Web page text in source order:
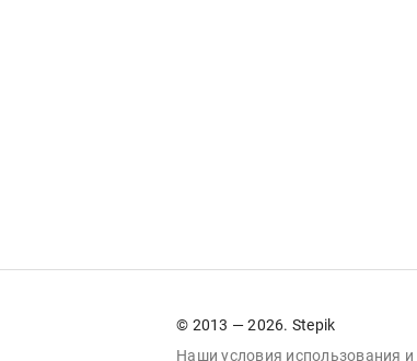
© 2013 — 2026. Stepik
Наши условия использования и